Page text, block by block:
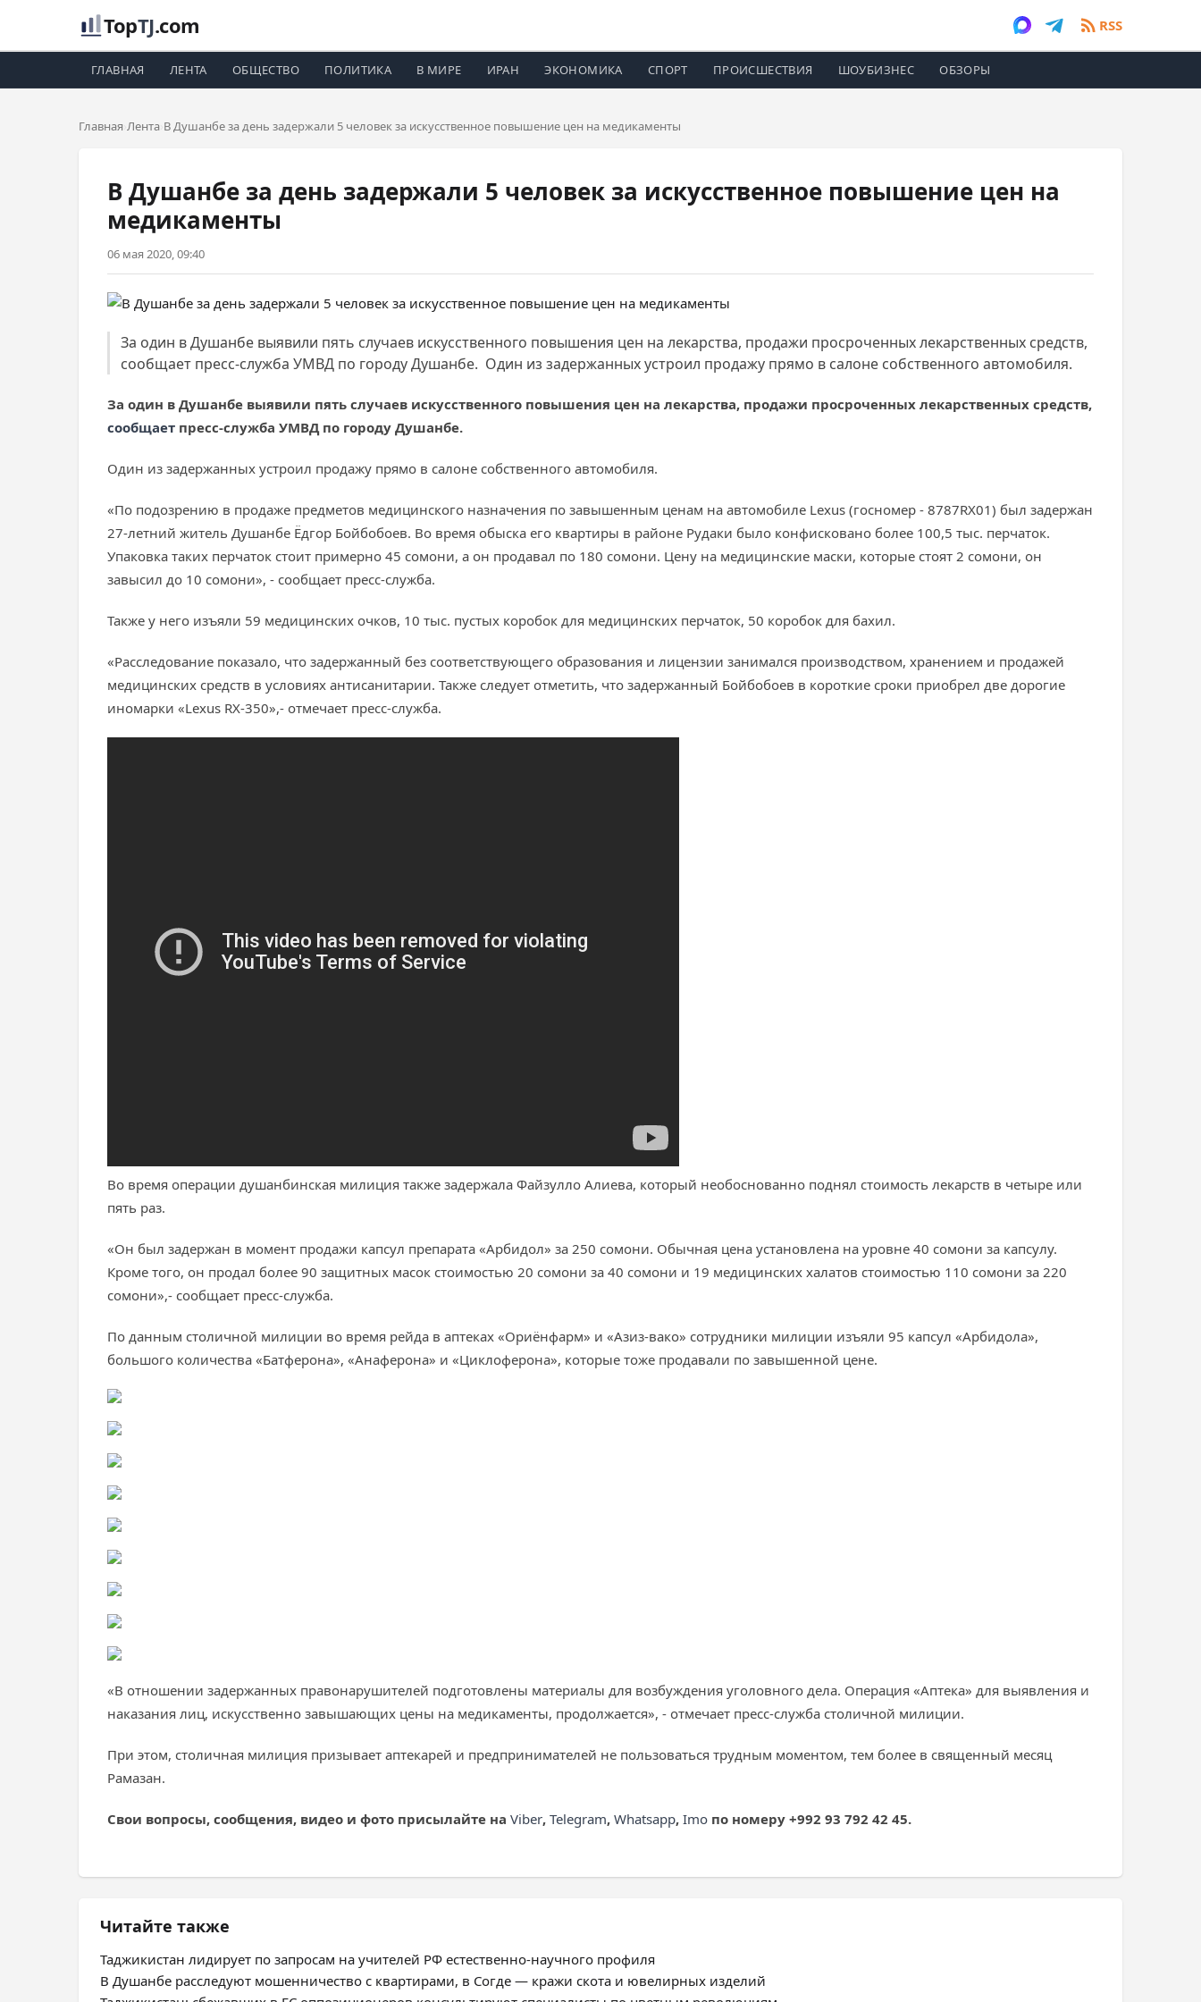
TopTJ.com RSS
ГЛАВНАЯ ЛЕНТА ОБЩЕСТВО ПОЛИТИКА В МИРЕ ИРАН ЭКОНОМИКА СПОРТ ПРОИСШЕСТВИЯ ШОУБИЗНЕС ОБЗОРЫ
Главная Лента В Душанбе за день задержали 5 человек за искусственное повышение цен на медикаменты
В Душанбе за день задержали 5 человек за искусственное повышение цен на
медикаменты
06 мая 2020, 09:40
За один в Душанбе выявили пять случаев искусственного повышения цен на лекарства, продажи просроченных лекарственных средств,
сообщает пресс-служба УМВД по городу Душанбе. Один из задержанных устроил продажу прямо в салоне собственного автомобиля.
За один в Душанбе выявили пять случаев искусственного повышения цен на лекарства, продажи просроченных лекарственных средств,
сообщает пресс-служба УМВД по городу Душанбе.
Один из задержанных устроил продажу прямо в салоне собственного автомобиля.
«По подозрению в продаже предметов медицинского назначения по завышенным ценам на автомобиле Lexus (госномер - 8787RХ01) был задержан
27-летний житель Душанбе Ёдгор Бойбобоев. Во время обыска его квартиры в районе Рудаки было конфисковано более 100,5 тыс. перчаток.
Упаковка таких перчаток стоит примерно 45 сомони, а он продавал по 180 сомони. Цену на медицинские маски, которые стоят 2 сомони, он
завысил до 10 сомони», - сообщает пресс-служба.
Также у него изъяли 59 медицинских очков, 10 тыс. пустых коробок для медицинских перчаток, 50 коробок для бахил.
«Расследование показало, что задержанный без соответствующего образования и лицензии занимался производством, хранением и продажей
медицинских средств в условиях антисанитарии. Также следует отметить, что задержанный Бойбобоев в короткие сроки приобрел две дорогие
иномарки «Lexus RX-350»,- отмечает пресс-служба.
Во время операции душанбинская милиция также задержала Файзулло Алиева, который необоснованно поднял стоимость лекарств в четыре или
пять раз.
«Он был задержан в момент продажи капсул препарата «Арбидол» за 250 сомони. Обычная цена установлена ​​на уровне 40 сомони за капсулу.
Кроме того, он продал более 90 защитных масок стоимостью 20 сомони за 40 сомони и 19 медицинских халатов стоимостью 110 сомони за 220
сомони»,- сообщает пресс-служба.
По данным столичной милиции во время рейда в аптеках «Ориёнфарм» и «Азиз-вако» сотрудники милиции изъяли 95 капсул «Арбидола»,
большого количества «Батферона», «Анаферона» и «Циклоферона», которые тоже продавали по завышенной цене.
«В отношении задержанных правонарушителей подготовлены материалы для возбуждения уголовного дела. Операция «Аптека» для выявления и
наказания лиц, искусственно завышающих цены на медикаменты, продолжается», - отмечает пресс-служба столичной милиции.
При этом, столичная милиция призывает аптекарей и предпринимателей не пользоваться трудным моментом, тем более в священный месяц
Рамазан.
Свои вопросы, сообщения, видео и фото присылайте на Viber, Telegram, Whatsapp, Imo по номеру +992 93 792 42 45.
Читайте также
Таджикистан лидирует по запросам на учителей РФ естественно-научного профиля
В Душанбе расследуют мошенничество с квартирами, в Согде — кражи скота и ювелирных изделий